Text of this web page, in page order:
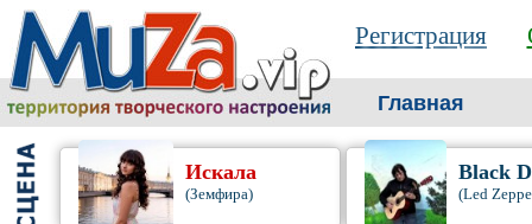
Регистрация
Главная
Искала
(Земфира)
Black
(Led